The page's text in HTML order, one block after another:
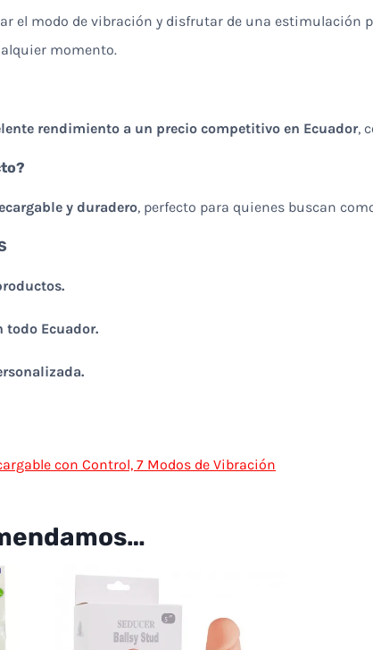
el modo de vibración y disfrutar de una
momento.
rendimiento a un precio competitivo en Ecuador,
y duradero, perfecto para quienes buscan
todo Ecuador.
con Control, 7 Modos de Vibración